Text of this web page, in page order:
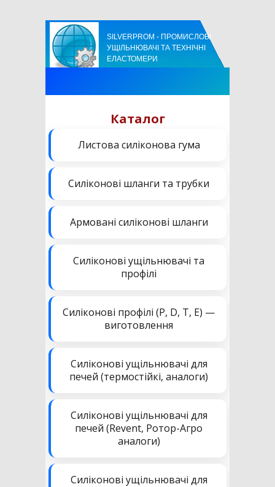
SILVERPROM - ПРОМИСЛОВІ
УЩІЛЬНЮВАЧІ ТА ТЕХНІЧНІ
ЕЛАСТОМЕРИ
Каталог
Листова силіконова гума
Силіконові шланги та трубки
Армовані силіконові шланги
Силіконові ущільнювачі та
профілі
Силіконові профілі (P, D, T, E) —
виготовлення
Силіконові ущільнювачі для
печей (термостійкі, аналоги)
Силіконові ущільнювачі для
печей (Revent, Ротор-Агро
аналоги)
Силіконові ущільнювачі для